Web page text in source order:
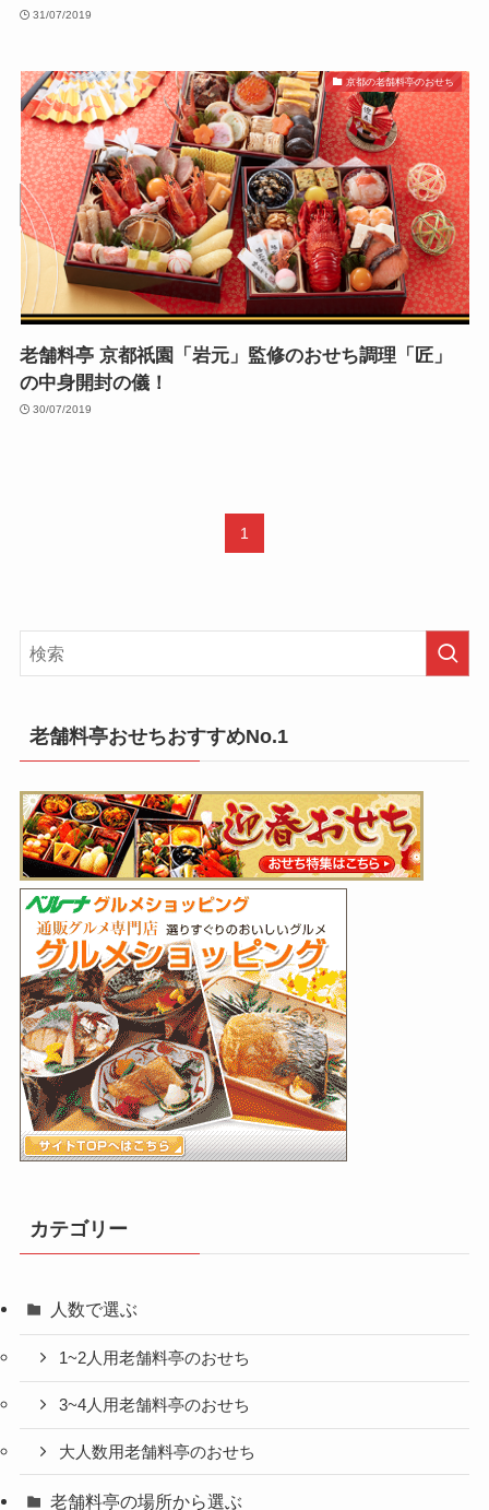
31/07/2019
京都の老舗料亭のおせち
老舗料亭 京都祇園「岩元」監修のおせち調理「匠」
の中身開封の儀！
30/07/2019
1
老舗料亭おせちおすすめNo.1
カテゴリー
人数で選ぶ
1~2人用老舗料亭のおせち
3~4人用老舗料亭のおせち
大人数用老舗料亭のおせち
老舗料亭の場所から選ぶ